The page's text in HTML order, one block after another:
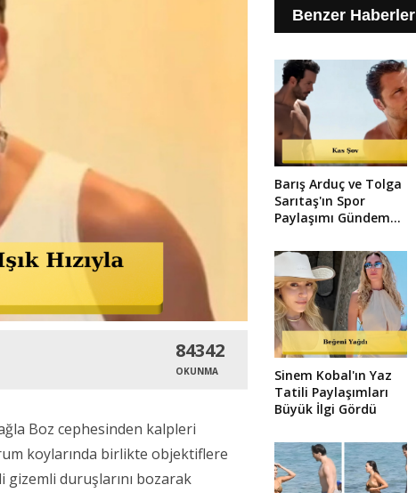
84342
OKUNMA
Boz cephesinden kalpleri
koylarında birlikte objektiflere
gizemli duruşlarını bozarak
Benzer Haberler
Barış Arduç ve Tolga
Sarıtaş'ın Spor
Paylaşımı Gündem
Sinem Kobal'ın Yaz
Tatili Paylaşımları
Büyük İlgi Gördü